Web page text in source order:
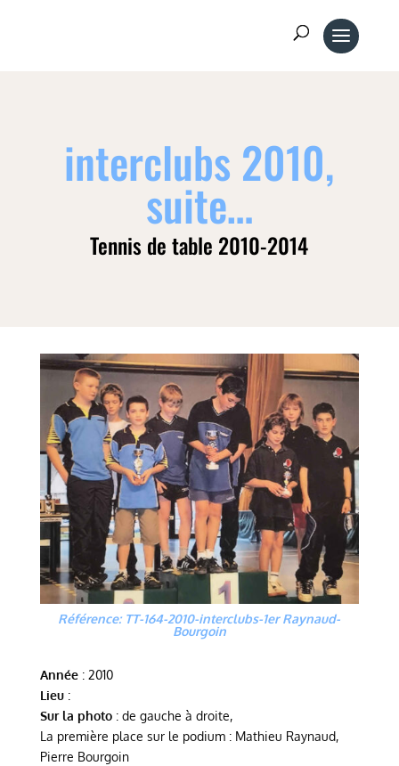
interclubs 2010,
suite…
Tennis de table 2010-2014
Référence: TT-164-2010-interclubs-1er Raynaud-
Bourgoin
Année : 2010
Lieu:
Sur la photo: de gauche à droite,
La première place sur le podium : Mathieu Raynaud,
Pierre Bourgoin